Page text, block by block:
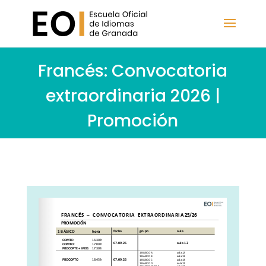
Francés: Convocatoria
extraordinaria 2026 |
Promoción